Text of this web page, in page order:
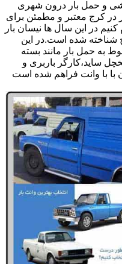
و حمل بار درون شهری
در کرج معتبر و مطمئن برای
در این سال ها نیسان بار
شناخته شده است.در این
به حمل بار مانند بسته
ساید،کارگر باربری و
با با وانت فراهم شده است